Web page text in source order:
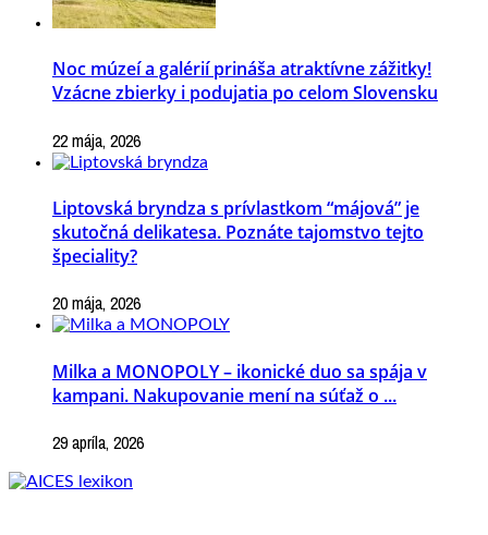
Noc múzeí a galérií prináša atraktívne zážitky!
Vzácne zbierky i podujatia po celom Slovensku
22 mája, 2026
Liptovská bryndza s prívlastkom “májová” je
skutočná delikatesa. Poznáte tajomstvo tejto
špeciality?
20 mája, 2026
Milka a MONOPOLY – ikonické duo sa spája v
kampani. Nakupovanie mení na súťaž o ...
29 apríla, 2026